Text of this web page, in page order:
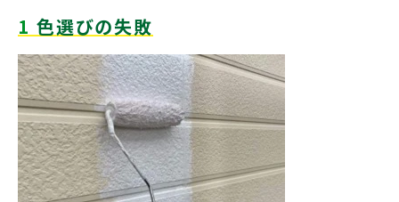
1 色選びの失敗